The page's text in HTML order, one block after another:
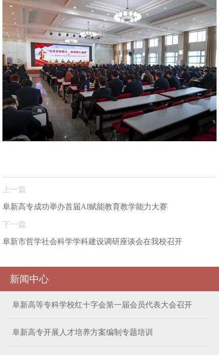
上一篇
阜新高专成功举办首届AI赋能教育教学能力大赛
下一篇
阜新市哲学社会科学学科建设调研座谈会在我校召开
新闻中心
阜新高等专科学校红十字会第一届会员代表大会召开
阜新高专开展人才培养方案编制专题培训